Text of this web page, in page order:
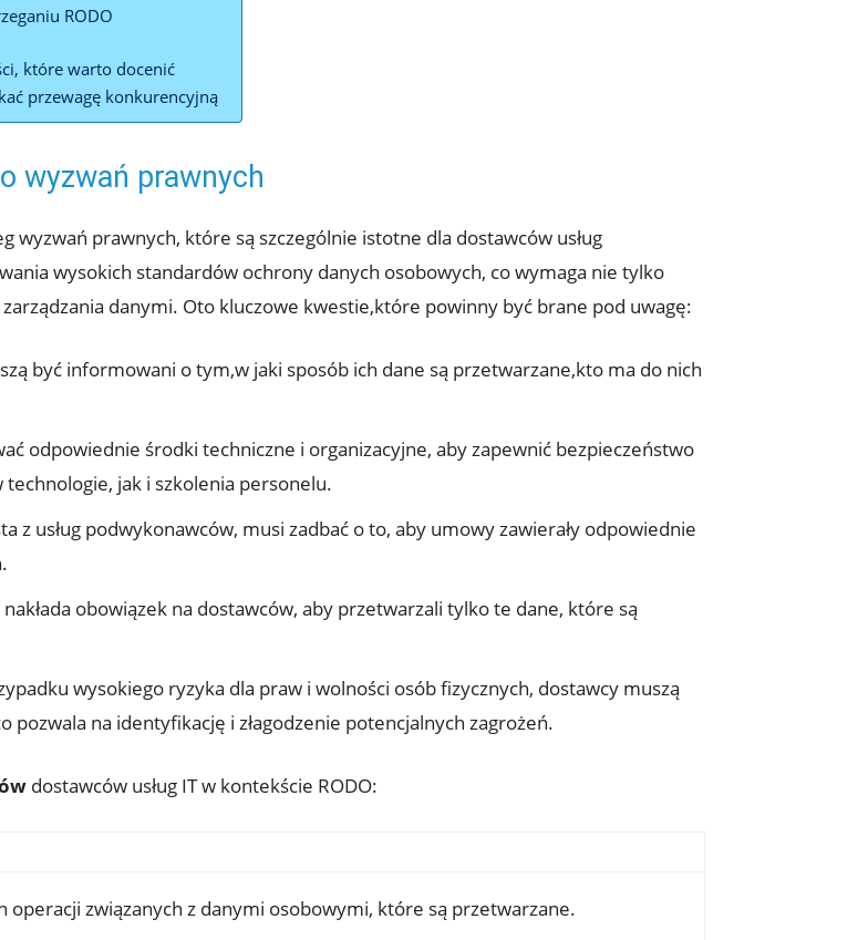
RODO
które warto docenić
przewagę konkurencyjną
wyzwań prawnych
wyzwań prawnych, które są szczególnie istotne dla dostawców usług
wysokich standardów ochrony danych osobowych, co wymaga nie tylko
danymi. Oto kluczowe kwestie,które powinny być brane pod uwagę:
być informowani o tym,w jaki sposób ich dane są przetwarzane,kto ma do nich
odpowiednie środki techniczne i organizacyjne, aby zapewnić bezpieczeństwo
jak i szkolenia personelu.
z usług podwykonawców, musi zadbać o to, aby umowy zawierały odpowiednie
obowiązek na dostawców, aby przetwarzali tylko te dane, które są
wysokiego ryzyka dla praw i wolności osób fizycznych, dostawcy muszą
na identyfikację i złagodzenie potencjalnych zagrożeń.
dostawców usług IT w kontekście RODO:
operacji związanych z danymi osobowymi, które są przetwarzane.